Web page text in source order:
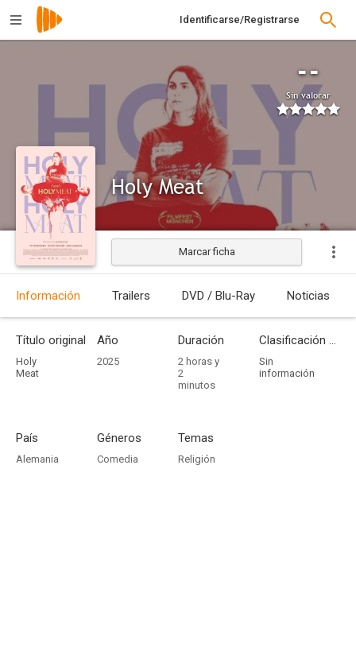
Identificarse/Registrarse
--
Sin valorar
Holy Meat
Estrenada
Marcar ficha
Información Trailers DVD / Blu-Ray Noticias
Título original
Holy
Meat
Año
2025
Duración
2 horas y
2
minutos
Clasificación por edades
Sin
información
País
Alemania
Géneros
Comedia
Temas
Religión